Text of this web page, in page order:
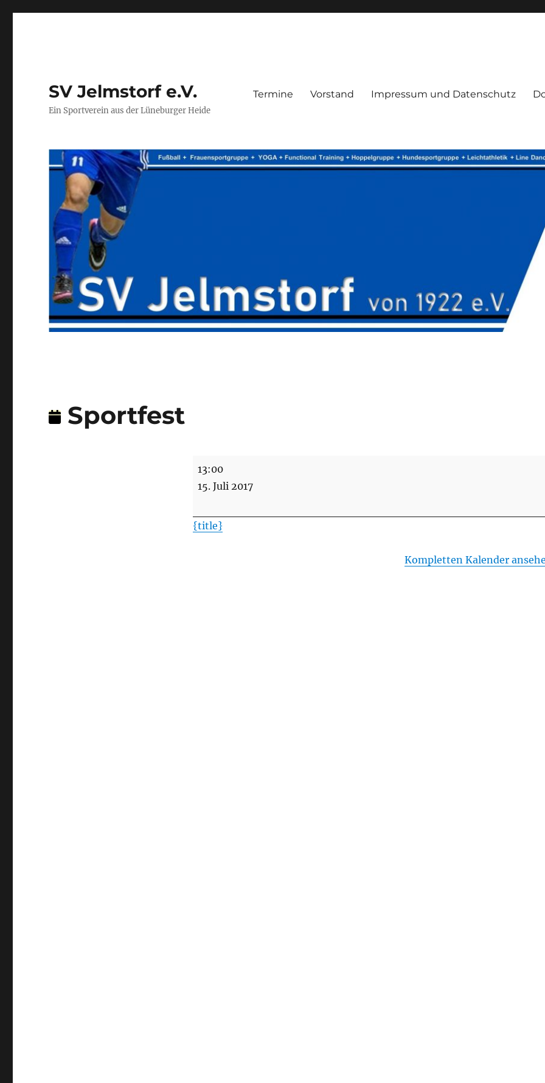
SV Jelmstorf e.V.
Ein Sportverein aus der Lüneburger Heide
Termine Vorstand Impressum und Datenschutz
Sportfest
13:00
15. Juli 2017
{title}
Kompletten Kalender